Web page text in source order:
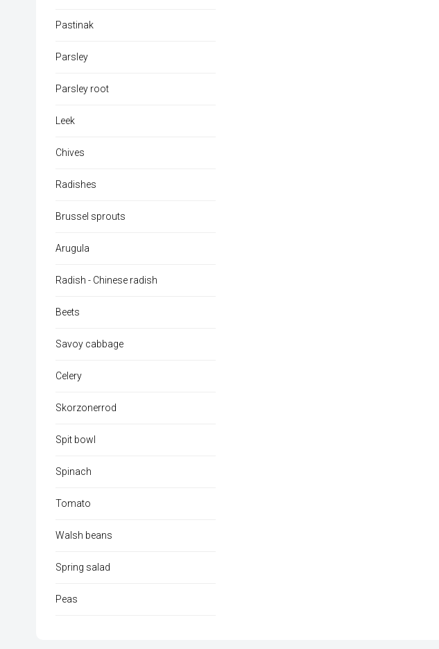
Pastinak
Parsley
Parsley root
Leek
Chives
Radishes
Brussel sprouts
Arugula
Radish - Chinese radish
Beets
Savoy cabbage
Celery
Skorzonerrod
Spit bowl
Spinach
Tomato
Walsh beans
Spring salad
Peas